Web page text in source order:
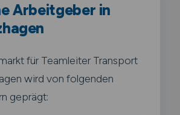
Arbeitgeber in
für Teamleiter Transport
wird von folgenden
geprägt: